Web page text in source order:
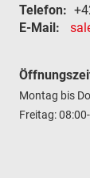
Telefon:
E-Mail:
Montag bis
Freitag: